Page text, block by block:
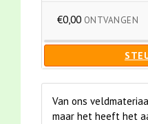
€0,00 ONTVANGEN
Van ons
maar het heeft het